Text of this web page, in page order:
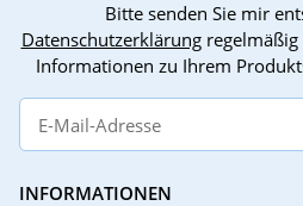
Bitte senden Sie mir
Datenschutzerklärungregelmäßig
Informationen zu Ihrem
INFORMATIONEN